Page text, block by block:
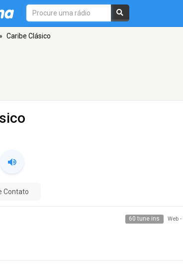
» Caribe Clásico
Contato
60 tune ins Web -